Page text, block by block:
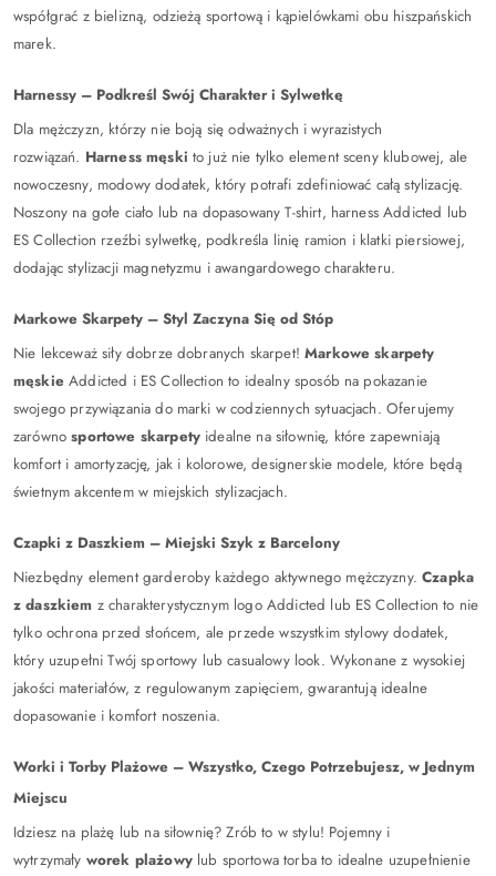
współgrać z bielizną, odzieżą sportową i kąpielówkami obu hiszpańskich
marek.
Harnessy – Podkreśl Swój Charakter i Sylwetkę
Dla mężczyzn, którzy nie boją się odważnych i wyrazistych
rozwiązań. Harness męski to już nie tylko element sceny klubowej, ale
nowoczesny, modowy dodatek, który potrafi zdefiniować całą stylizację.
Noszony na gołe ciało lub na dopasowany T-shirt, harness Addicted lub
ES Collection rzeźbi sylwetkę, podkreśla linię ramion i klatki piersiowej,
dodając stylizacji magnetyzmu i awangardowego charakteru.
Markowe Skarpety – Styl Zaczyna Się od Stóp
Nie lekceważ siły dobrze dobranych skarpet!Markowe skarpety
męskieAddicted i ES Collection to idealny sposób na pokazanie
swojego przywiązania do marki w codziennych sytuacjach. Oferujemy
zarównosportowe skarpety idealne na siłownię, które zapewniają
komfort i amortyzację, jak i kolorowe, designerskie modele, które będą
świetnym akcentem w miejskich stylizacjach.
Czapki z Daszkiem – Miejski Szyk z Barcelony
Niezbędny element garderoby każdego aktywnego mężczyzny.Czapka
z daszkiem z charakterystycznym logo Addicted lub ES Collection to nie
tylko ochrona przed słońcem, ale przede wszystkim stylowy dodatek,
który uzupełni Twój sportowy lub casualowy look. Wykonane z wysokiej
jakości materiałów, z regulowanym zapięciem, gwarantują idealne
dopasowanie i komfort noszenia.
Worki i Torby Plażowe – Wszystko, Czego Potrzebujesz, w Jednym
Miejscu
Idziesz na plażę lub na siłownię? Zrób to w stylu! Pojemny i
wytrzymały worek plażowylub sportowa torba to idealne uzupełnienie